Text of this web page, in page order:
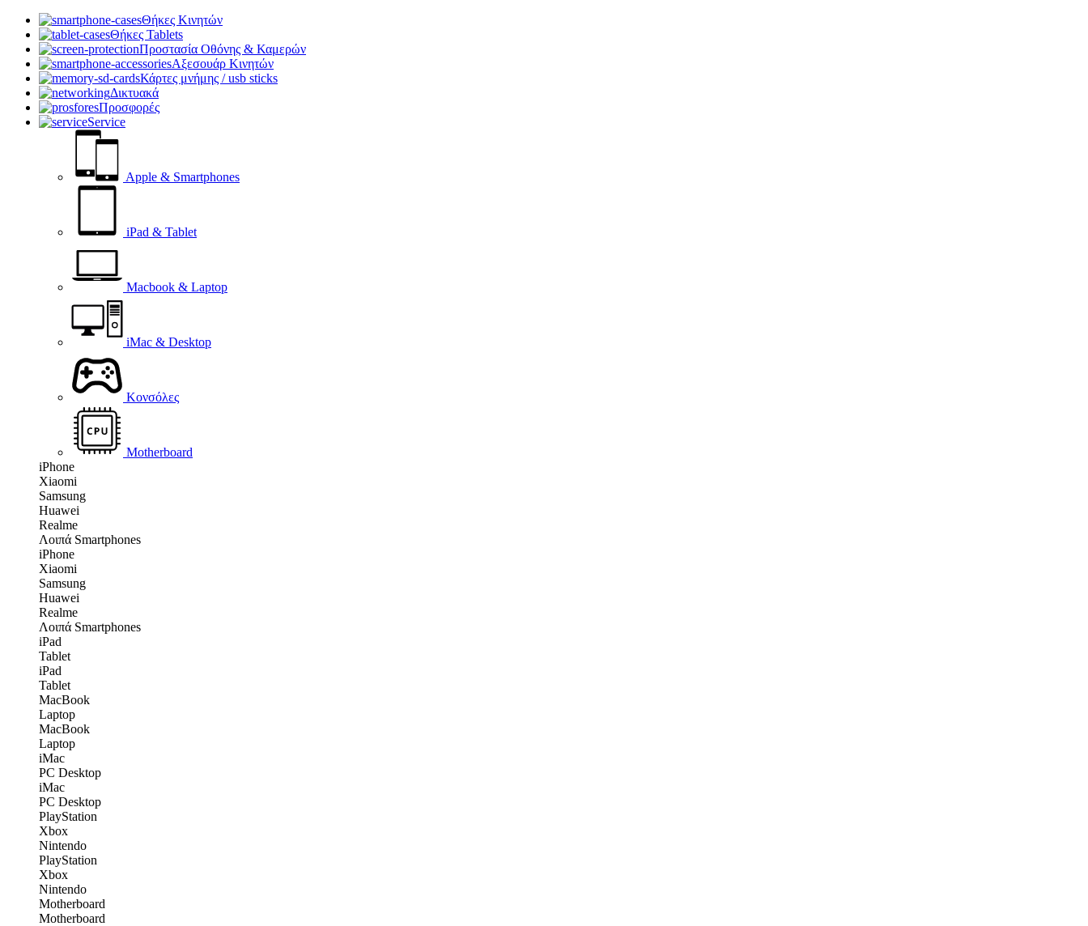
Θήκες Κινητών
Θήκες Tablets
Προστασία Οθόνης & Καμερών
Αξεσουάρ Κινητών
Κάρτες μνήμης / usb sticks
Δικτυακά
Προσφορές
Service
Apple & Smartphones
iPad & Tablet
Macbook & Laptop
iMac & Desktop
Κονσόλες
Motherboard
iPhone
Xiaomi
Samsung
Huawei
Realme
Λοιπά Smartphones
iPhone
Xiaomi
Samsung
Huawei
Realme
Λοιπά Smartphones
iPad
Tablet
iPad
Tablet
MacBook
Laptop
MacBook
Laptop
iMac
PC Desktop
iMac
PC Desktop
PlayStation
Xbox
Nintendo
PlayStation
Xbox
Nintendo
Motherboard
Motherboard